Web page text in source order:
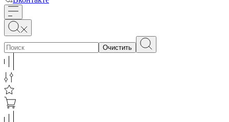
Очистить